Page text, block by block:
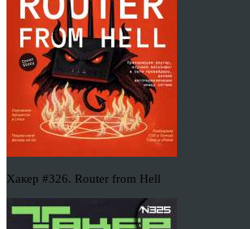
Хакер #326. Router from Hell